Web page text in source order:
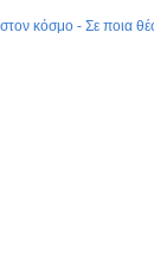
κόσμο - Σε ποια